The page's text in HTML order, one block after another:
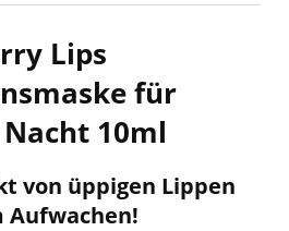
Lips
für
10ml
von üppigen Lippen
Aufwachen!